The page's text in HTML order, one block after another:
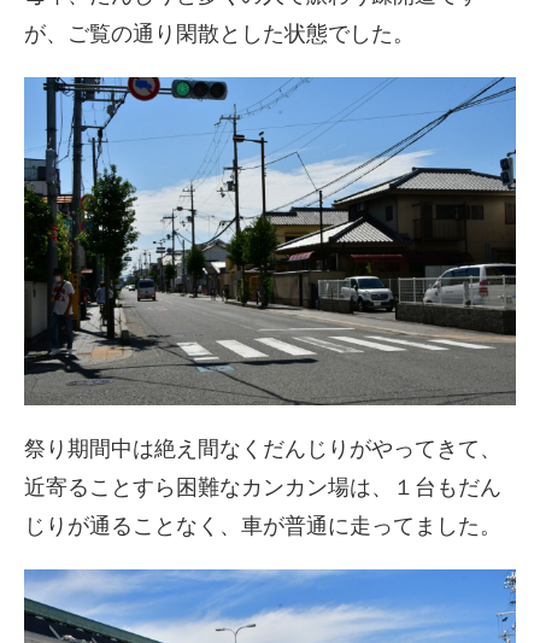
が、ご覧の通り閑散とした状態でした。
祭り期間中は絶え間なくだんじりがやってきて、
近寄ることすら困難なカンカン場は、１台もだん
じりが通ることなく、車が普通に走ってました。